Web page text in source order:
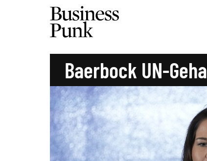
Baerbock UN-